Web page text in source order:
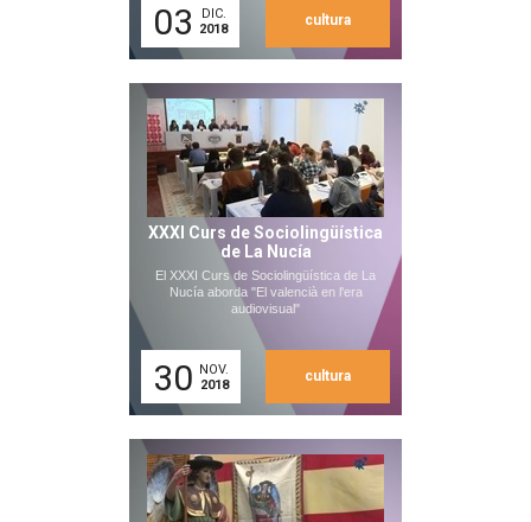
03
DIC.
2018
cultura
XXXI Curs de Sociolingüística
de La Nucía
El XXXI Curs de Sociolingüística de La
Nucía aborda "El valencià en l'era
audiovisual"
30 NOV.
2018
cultura